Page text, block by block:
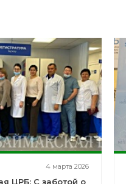
4 марта 2026
ЦРБ: С заботой о